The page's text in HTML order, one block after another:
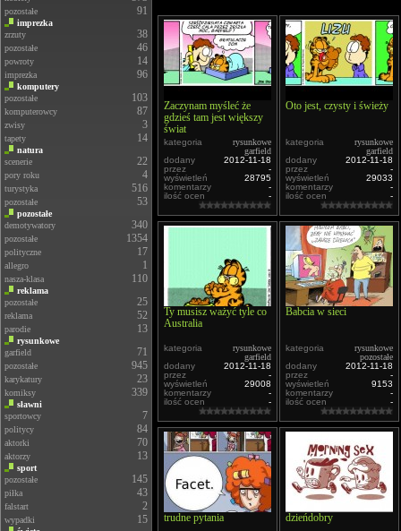
pozostałe 91
imprezka
zrzuty
38
pozostałe 46
powroty 14
imprezka 96
komputery
pozostałe
103
komputerowcy 87
zwisy 3
tapety 14
natura
scenerie
22
pory roku 4
turystyka 516
pozostałe 53
pozostałe
demotywatory
340
pozostałe 1354
polityczne 17
allegro 1
nasza-klasa 110
reklama
pozostałe
25
reklama 52
parodie 13
rysunkowe
garfield
71
pozostałe 945
karykatury 23
komiksy 339
sławni
sportowcy
7
politycy 84
aktorki 70
aktorzy 13
sport
pozostałe
145
piłka 43
falstart 2
wypadki 15
Zaczynam myśleć że
gdzieś tam jest większy
świat
kategoria
rysunkowe
garfield
dodany
2012-11-18
przez
-
wyświetleń
28795
komentarzy
-
ilość ocen
-
Oto jest, czysty i świeży
kategoria
rysunkowe
garfield
dodany
2012-11-18
przez
-
wyświetleń
29033
komentarzy
-
ilość ocen
-
Ty musisz ważyć tyle co
Australia
kategoria
rysunkowe
garfield
dodany
2012-11-18
przez
-
wyświetleń
29008
komentarzy
-
ilość ocen
-
Babcia w sieci
kategoria
rysunkowe
pozostałe
dodany
2012-11-18
przez
-
wyświetleń
9153
komentarzy
-
ilość ocen
-
trudne pytania dzieńdobry